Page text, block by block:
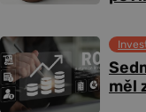
měl